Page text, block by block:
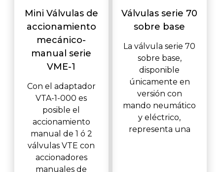
Mini Válvulas de
accionamiento
mecánico-
manual serie
VME-1
Con el adaptador
VTA-1-000 es
posible el
accionamiento
manual de 1 ó 2
válvulas VTE con
accionadores
manuales de
Válvulas serie 70
sobre base
La válvula serie 70
sobre base,
disponible
únicamente en
versión con
mando neumático
y eléctrico,
representa una